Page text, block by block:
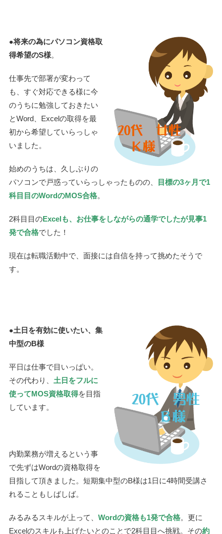
●将来の為にパソコン資格取
得希望のS様。
仕事先で部署が変わって
も、すぐ対応できる様に今
のうちに勉強しておきたい
とWord、Excelの取得を最
初から希望していらっしゃ
いました。
始めのうちは、久しぶりの
パソコンで戸惑っていらっしゃったものの、
目標の3ヶ月で1
科目目のWordのMOS合格。
2科目目のExcelも、お仕事をしながらの通学でしたが見事1
発で合格でした！
現在は転職活動中で、面接には自信を持って挑めたそうで
す。
●土日を有効に使いたい、集
中型のB様
平日は仕事で目いっぱい。
その代わり、 土日をフルに
使ってMOS資格取得を目指
しています。
内勤業務が増えるという事
で先ずはWordの資格取得を
目指して頂きました。短期集中型のB様は1日に4時間受講さ
れることもしばしば。
みるみるスキルが上って、Wordの資格も1発で合格。更に
Excelのスキルも上げたいとのことで2科目目へ挑戦。その約